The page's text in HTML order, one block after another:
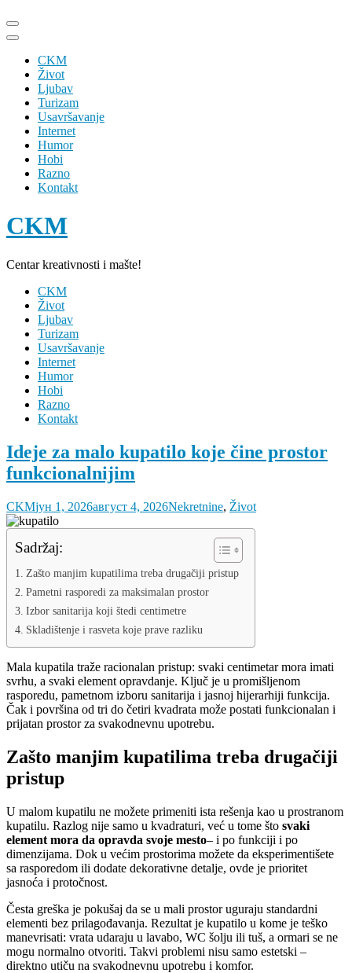
Skip
to
(Press
Enter)
CKM
Život
Ljubav
Turizam
Usavršavanje
Internet
Humor
Hobi
Razno
Kontakt
CKM
Centar kreativnosti i mašte!
CKM
Život
Ljubav
Turizam
Usavršavanje
Internet
Humor
Hobi
Razno
Kontakt
Ideje za malo kupatilo koje čine prostor
funkcionalnijim
CKMјун 1, 2026август 4, 2026Nekretnine, Život
Sadržaj:
Zašto manjim kupatilima treba drugačiji pristup
Pametni rasporedi za maksimalan prostor
Izbor sanitarija koji štedi centimetre
Skladištenje i rasveta koje prave razliku
Mala kupatila traže racionalan pristup: svaki centimetar mora imati
svrhu, a svaki element opravdanje. Ključ je u promišljenom
rasporedu, pametnom izboru sanitarija i jasnoj hijerarhiji funkcija.
Čak i površina od tri do četiri kvadrata može postati funkcionalan i
prijatan prostor za svakodnevnu upotrebu.
Zašto manjim kupatilima treba drugačiji
pristup
U malom kupatilu ne možete primeniti ista rešenja kao u prostranom
kupatilu. Razlog nije samo u kvadraturi, već u tome što svaki
element mora da opravda svoje mesto– i po funkciji i po
dimenzijama. Dok u većim prostorima možete da eksperimentišete
sa rasporedom ili dodate dekorativne detalje, ovde je prioritet
jasnoća i protočnost.
Česta greška je pokušaj da se u mali prostor uguraju standardni
elementi bez prilagođavanja. Rezultat je kupatilo u kome je teško
manevrisati: vrata udaraju u lavabo, WC šolju ili tuš, a ormari se ne
mogu normalno otvoriti. Takvi problemi nisu samo estetski –
direktno utiču na svakodnevnu upotrebu i komfor.